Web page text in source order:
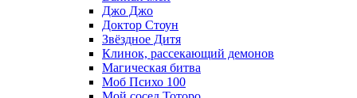
Джо Джо
Доктор Стоун
Звёздное Дитя
Клинок, рассекающий демонов
Магическая битва
Моб Психо 100